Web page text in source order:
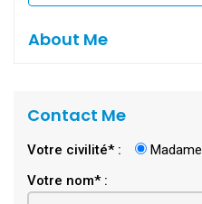
About Me
Contact Me
Votre civilité* : Madame
Votre nom* :